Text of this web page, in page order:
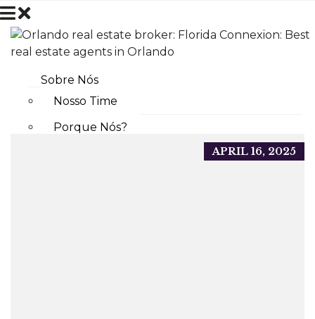
Sobre Nós
Nosso Time
Porque Nós?
APRIL 16, 2025